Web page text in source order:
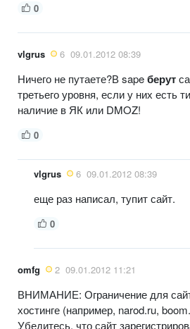
0
vlgrus 6 09.01.2012 08:39
Ничего не путаете?В sapeберут
третьего уровня, если у них есть
наличие в ЯК или DMOZ!
0
vlgrus 6 09.01.2012 08:39
еще раз написал, тупит сайт.
0
omfg 2 09.01.2012 11:21
ВНИМАНИЕ: Ограничение для
хостинге (например, narod.ru,
Убедитесь, что сайт